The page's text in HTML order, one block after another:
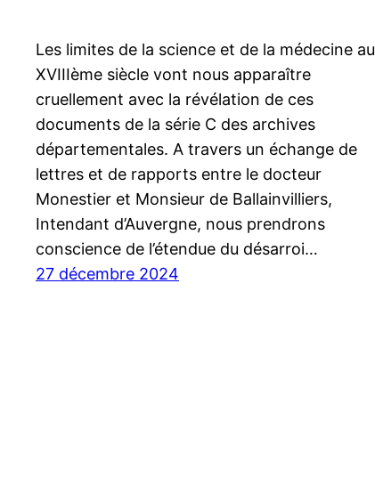
Les limites de la science et de la médecine au
XVIIIème siècle vont nous apparaître
cruellement avec la révélation de ces
documents de la série C des archives
départementales. A travers un échange de
lettres et de rapports entre le docteur
Monestier et Monsieur de Ballainvilliers,
Intendant d’Auvergne, nous prendrons
conscience de l’étendue du désarroi…
27 décembre 2024